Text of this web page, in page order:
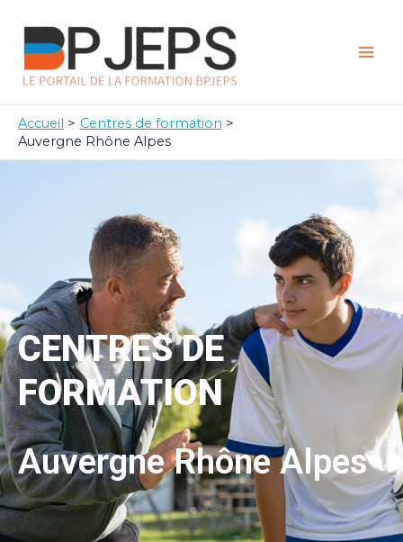
contenu
Accueil
Centres de formation
Auvergne Rhône Alpes
CENTRES DE
FORMATION
Auvergne Rhône Alpes